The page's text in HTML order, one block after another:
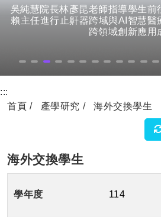
吳純慧院長林彥昆老師指導學生前
賴主任進行止鼾器跨域與AI智慧醫
跨領域創新應用
:::
首頁
產學研究 海外交換學生
海外交換學生
114